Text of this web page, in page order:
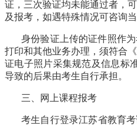
证，三次验证均未能通过者，
及报考，如遇特殊情况可咨询当
身份验证上传的证件照作
打印和其他业务办理，须符合
证电子照片采集规范及信息标
导致的后果由考生自行承担。
三、网上课程报考
考生自行登录江苏省教育